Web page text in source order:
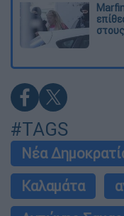
#TAGS
Νέα
Καλαμάτα